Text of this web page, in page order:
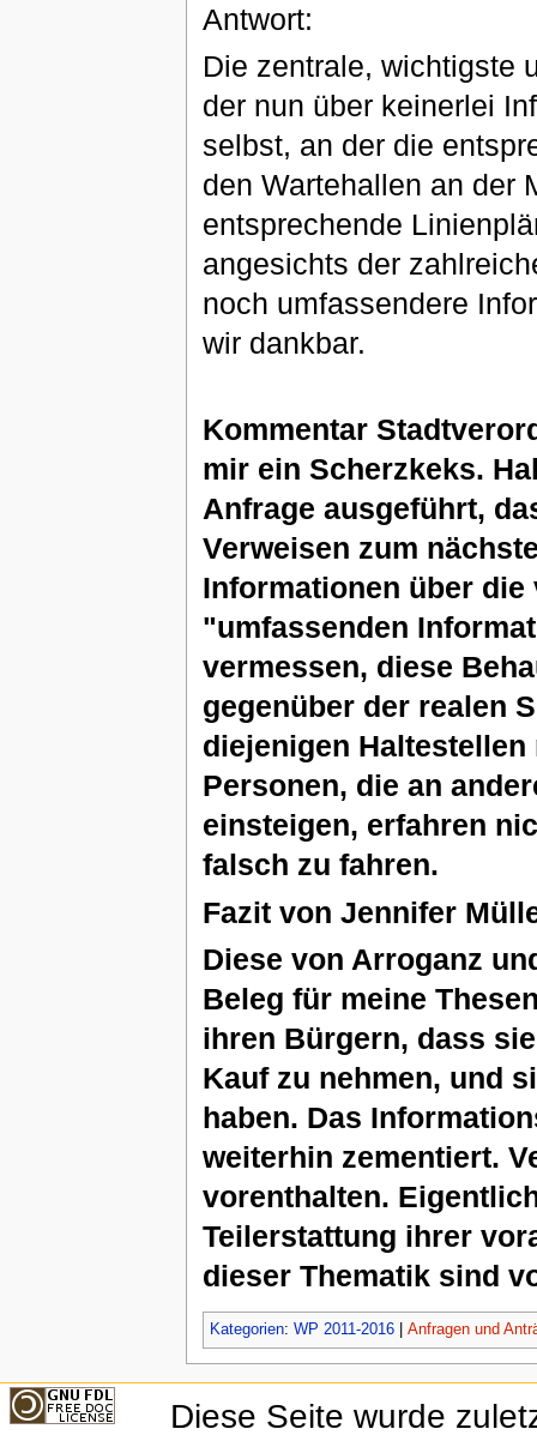
Antwort:
Die zentrale, wichtigste
der nun über keinerlei
selbst, an der die
den Wartehallen an der
entsprechende
angesichts der
noch umfassendere
wir dankbar.
Kommentar
mir ein Scherzkeks.
Anfrage ausgeführt,
Verweisen zum
Informationen über
"umfassenden
vermessen, diese
gegenüber der realen
diejenigen
Personen, die an
einsteigen, erfahren
falsch zu fahren.
Fazit von Jennifer
Diese von Arroganz
Beleg für meine
ihren Bürgern, dass
Kauf zu nehmen, und
haben. Das
weiterhin zementiert.
vorenthalten.
Teilerstattung ihrer
dieser Thematik sind
Kategorien: WP 2011-2016| Anfragen und
Diese Seite wurde